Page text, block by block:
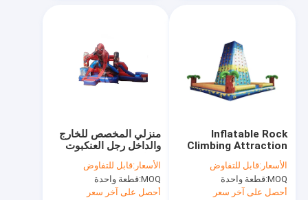
جولة في المصنع
أخبار
منزلي المخصص للخارج
والداخل رجل العنكبوت
منزل القفز
الأسعار:قابل للتفاوض
MOQ: قطعة واحدة
أحصل على آخر سعر
Inflatable Rock
Climbing Attraction
with Lion and Palm
Tree Design for
Children's Outdoor
Fun
الأسعار:قابل للتفاوض
MOQ: قطعة واحدة
أحصل على آخر سعر